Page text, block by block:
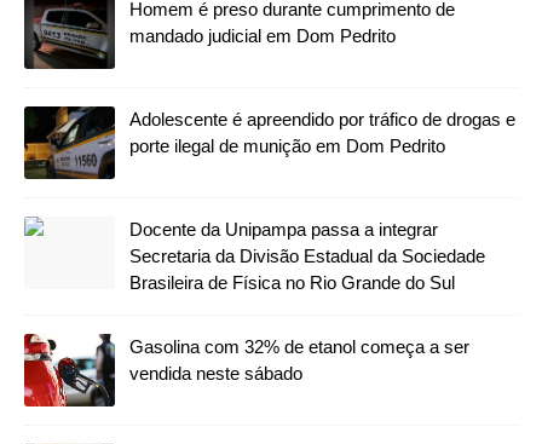
Homem é preso durante cumprimento de
mandado judicial em Dom Pedrito
Adolescente é apreendido por tráfico de drogas e
porte ilegal de munição em Dom Pedrito
Docente da Unipampa passa a integrar
Secretaria da Divisão Estadual da Sociedade
Brasileira de Física no Rio Grande do Sul
Gasolina com 32% de etanol começa a ser
vendida neste sábado